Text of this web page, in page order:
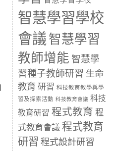
智慧學習學校
會議 智慧學習
教師增能 智慧學
習種子教師研習 生命
教育 研習 科技教育教學與學
習及探索活動 科技教育會議 科技
教育研習 程式教育 程
式教育會議 程式教育
研習 程式設計研習